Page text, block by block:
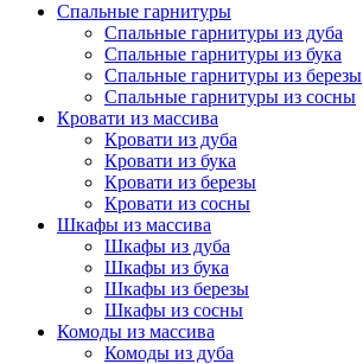
Спальные гарнитуры
Спальные гарнитуры из дуба
Спальные гарнитуры из бука
Спальные гарнитуры из березы
Спальные гарнитуры из сосны
Кровати из массива
Кровати из дуба
Кровати из бука
Кровати из березы
Кровати из сосны
Шкафы из массива
Шкафы из дуба
Шкафы из бука
Шкафы из березы
Шкафы из сосны
Комоды из массива
Комоды из дуба